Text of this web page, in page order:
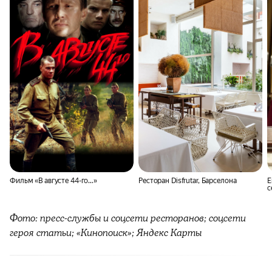
Фильм «В августе 44-го…» Ресторан Disfrutar, Барселона
Фото: пресс-службы и соцсети ресторанов; соцсети
героя статьи; «Кинопоиск»; Яндекс Карты